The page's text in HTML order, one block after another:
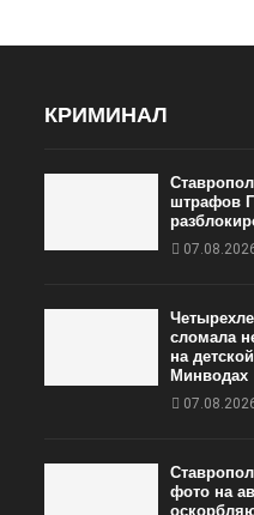
КРИМИНАЛ
штрафов
сломала
на
Минводах
фото на